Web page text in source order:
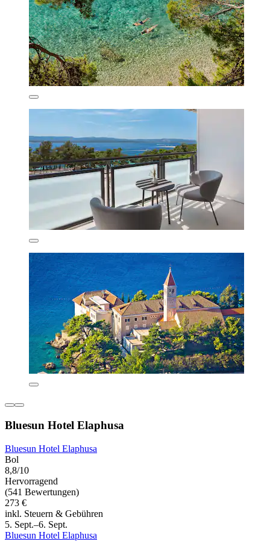
Bluesun Hotel Elaphusa
Bluesun Hotel Elaphusa
Bol
8,8/10
Hervorragend
(541 Bewertungen)
273 €
inkl. Steuern & Gebühren
5. Sept.–6. Sept.
Bluesun Hotel Elaphusa